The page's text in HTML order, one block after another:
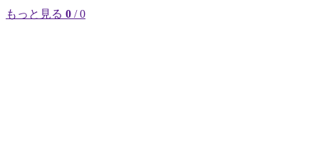
もっと見る 0 / 0